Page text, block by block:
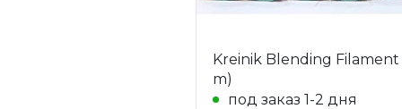
Kreinik Blending Filament
m)
под заказ 1-2 дня